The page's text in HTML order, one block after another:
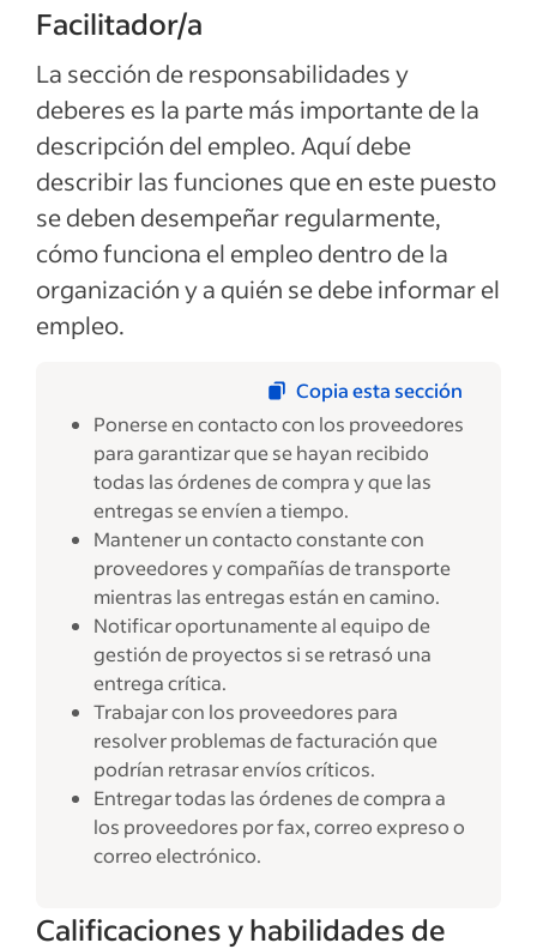
Facilitador/a
La sección de responsabilidades y
deberes es la parte más importante de la
descripción del empleo. Aquí debe
describir las funciones que en este puesto
se deben desempeñar regularmente,
cómo funciona el empleo dentro de la
organización y a quién se debe informar el
empleo.
Copia esta sección
Ponerse en contacto con los proveedores
para garantizar que se hayan recibido
todas las órdenes de compra y que las
entregas se envíen a tiempo.
Mantener un contacto constante con
proveedores y compañías de transporte
mientras las entregas están en camino.
Notificar oportunamente al equipo de
gestión de proyectos si se retrasó una
entrega crítica.
Trabajar con los proveedores para
resolver problemas de facturación que
podrían retrasar envíos críticos.
Entregar todas las órdenes de compra a
los proveedores por fax, correo expreso o
correo electrónico.
Calificaciones y habilidades de